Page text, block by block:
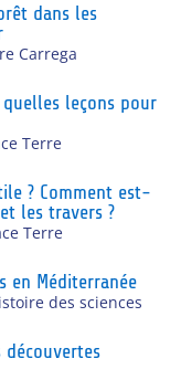
dans les
Carrega
leçons pour
Terre
? Comment est-
les travers ?
Terre
en Méditerranée
des sciences
découvertes